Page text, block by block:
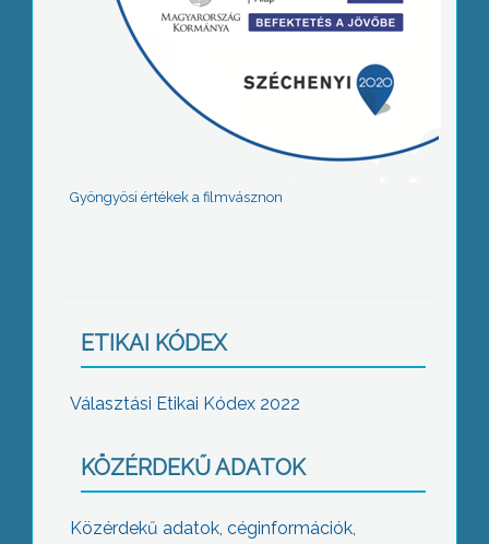
Gyöngyösi értékek a filmvásznon
ETIKAI KÓDEX
Választási Etikai Kódex 2022
KÖZÉRDEKŰ ADATOK
Közérdekű adatok, céginformációk,